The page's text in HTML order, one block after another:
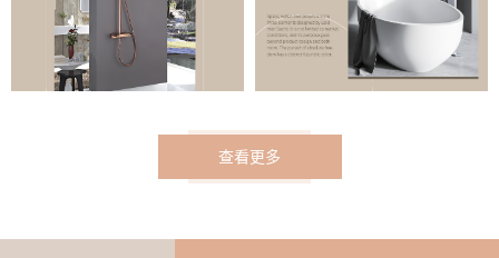
查看更多